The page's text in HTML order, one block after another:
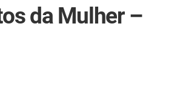
da Mulher –